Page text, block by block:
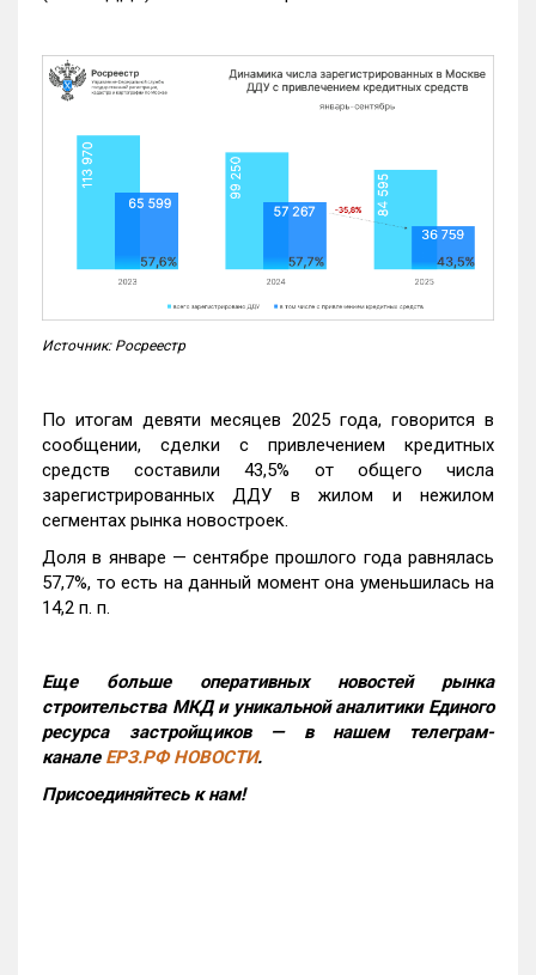
Источник: Росреестр
По итогам девяти месяцев 2025 года, говорится в
сообщении, сделки с привлечением кредитных
средств составили 43,5% от общего числа
зарегистрированных ДДУ в жилом и нежилом
сегментах рынка новостроек.
Доля в январе — сентябре прошлого года равнялась
57,7%, то есть на данный момент она уменьшилась на
14,2 п. п.
Еще больше оперативных новостей рынка
строительства МКД и уникальной аналитики Единого
ресурса застройщиков — в нашем телеграм-
канале ЕРЗ.РФ НОВОСТИ.
Присоединяйтесь к нам!